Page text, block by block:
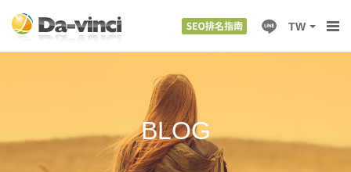
TW
BLOG